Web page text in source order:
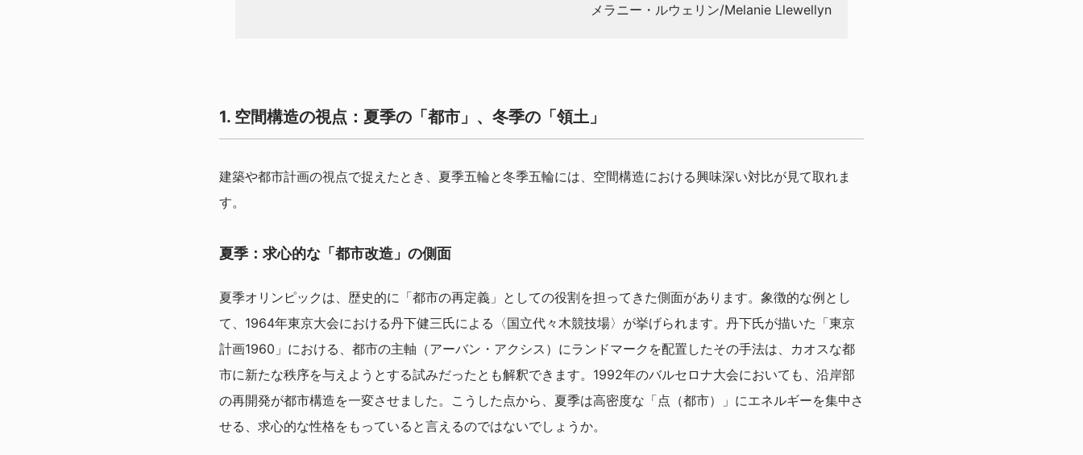
メラニー・ルウェリン/Melanie Llewellyn
1. 空間構造の視点：夏季の「都市」、冬季の「領土」
建築や都市計画の視点で捉えたとき、夏季五輪と冬季五輪には、空間構造における興味深い対比が見て取れま
す。
夏季：求心的な「都市改造」の側面
夏季オリンピックは、歴史的に「都市の再定義」としての役割を担ってきた側面があります。象徴的な例とし
て、1964年東京大会における丹下健三氏による〈国立代々木競技場〉が挙げられます。丹下氏が描いた「東京
計画1960」における、都市の主軸（アーバン・アクシス）にランドマークを配置したその手法は、カオスな都
市に新たな秩序を与えようとする試みだったとも解釈できます。1992年のバルセロナ大会においても、沿岸部
の再開発が都市構造を一変させました。こうした点から、夏季は高密度な「点（都市）」にエネルギーを集中さ
せる、求心的な性格をもっていると言えるのではないでしょうか。